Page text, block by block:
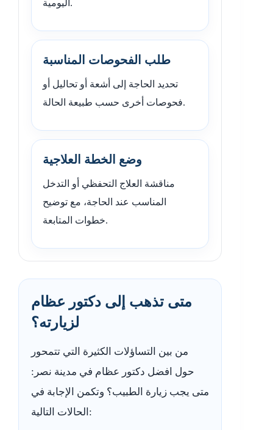
اليومية.
طلب الفحوصات المناسبة
تحديد الحاجة إلى أشعة أو تحاليل أو
فحوصات أخرى حسب طبيعة الحالة.
وضع الخطة العلاجية
مناقشة العلاج التحفظي أو التدخل
المناسب عند الحاجة، مع توضيح
خطوات المتابعة.
متى تذهب إلى دكتور عظام
لزيارته؟
من بين التساؤلات الكثيرة التي تتمحور
حول افضل دكتور عظام في مدينة نصر:
متى يجب زيارة الطبيب؟ وتكمن الإجابة في
الحالات التالية: